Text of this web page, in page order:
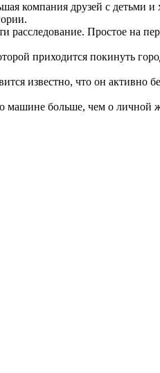
компания друзей с детьми
Простое на
приходится покинуть
известно, что он активно
машине больше, чем о личной